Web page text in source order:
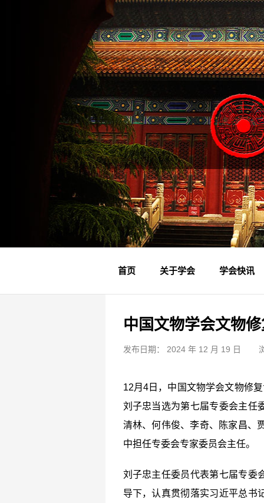
首页 关于学会
学会简介
章程制度
领导成员
理事名单
专家委员会
学术专家
学会会标
学会年鉴
学会快讯
学会动态
文物要闻
中国文物学会文物
发布日期： 2024 年 12 月 19 日
12月4日，中国文物学会文物修
刘子忠当选为第七届专委会主任
清林、何伟俊、李奇、陈家昌、
中担任专委会专家委员会主任。
刘子忠主任委员代表第七届专委
导下，认真贯彻落实习近平总书